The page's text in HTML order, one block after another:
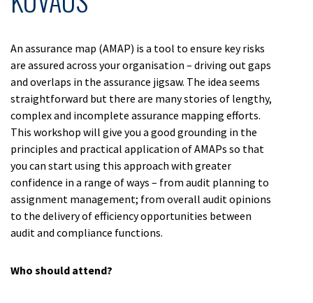
An assurance map (AMAP) is a tool to ensure key risks
are assured across your organisation – driving out gaps
and overlaps in the assurance jigsaw. The idea seems
straightforward but there are many stories of lengthy,
complex and incomplete assurance mapping efforts.
This workshop will give you a good grounding in the
principles and practical application of AMAPs so that
you can start using this approach with greater
confidence in a range of ways – from audit planning to
assignment management; from overall audit opinions
to the delivery of efficiency opportunities between
audit and compliance functions.
Who should attend?